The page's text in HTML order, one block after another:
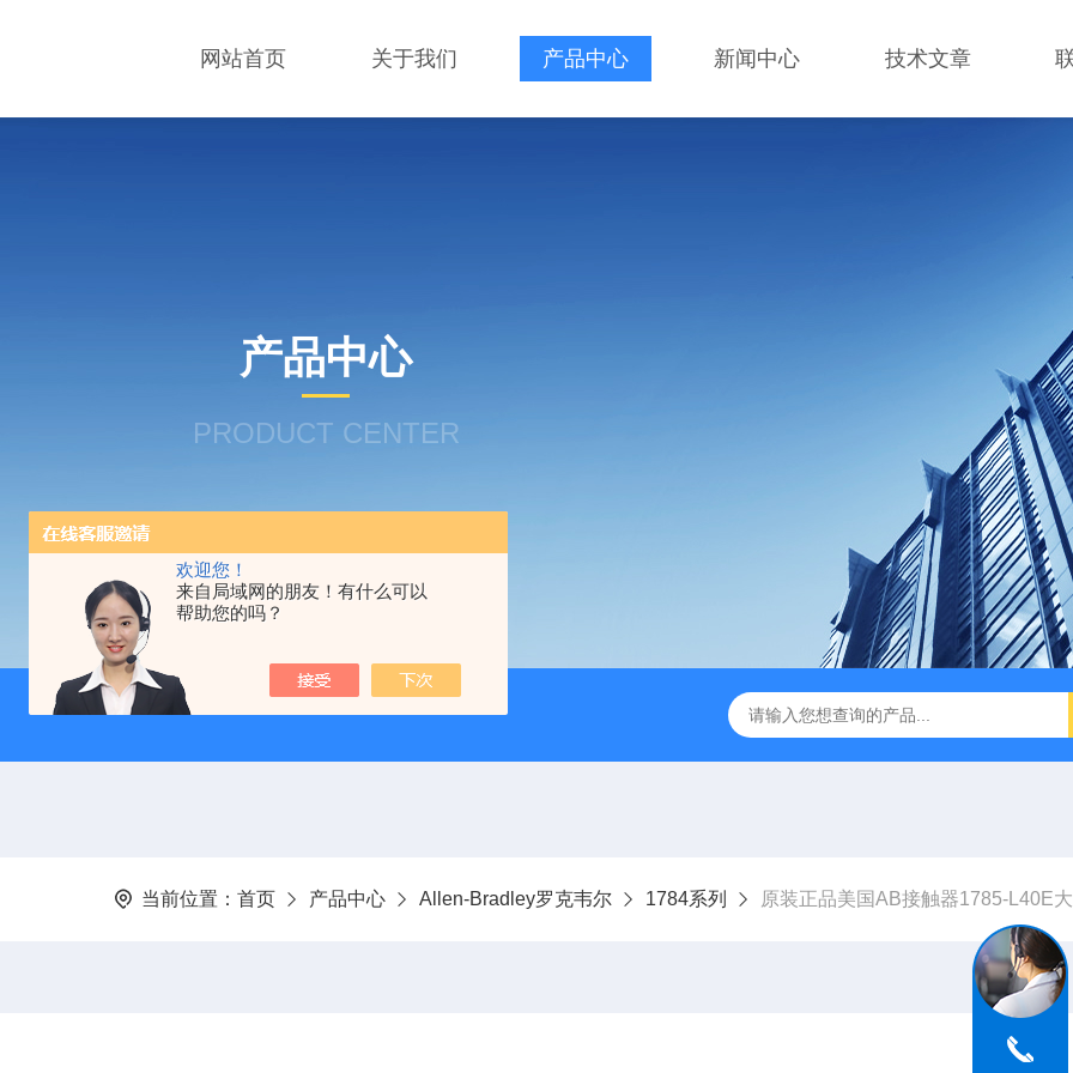
欢迎您！
来自局域网的朋友！有什么可以
帮助您的吗？
网站首页 关于我们 产品中心 新闻中心 技术文章
产品中心
PRODUCT CENTER
当前位置： 首页 产品中心 Allen-Bradley罗克韦尔 1784系列 原装正品美国AB接触器1785-L40E